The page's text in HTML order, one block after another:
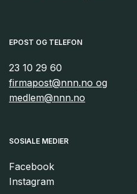
EPOST OG TELEFON
23 10 29 60
firmapost@nnn.no og
medlem@nnn.no
SOSIALE MEDIER
Facebook
Instagram